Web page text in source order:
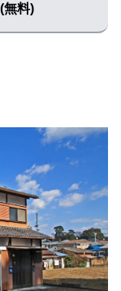
ウビル 中山た
マップで見る
プで見る
マップで見る
見る
無料)